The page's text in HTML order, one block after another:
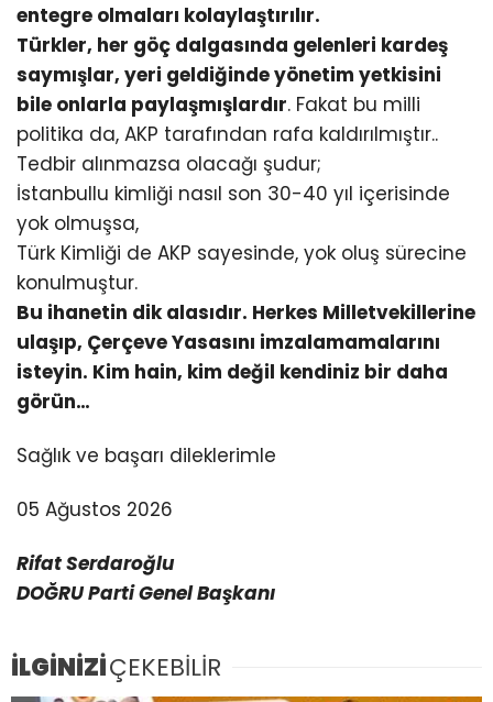
entegre olmaları kolaylaştırılır.
Türkler, her göç dalgasında gelenleri kardeş
saymışlar, yeri geldiğinde yönetim yetkisini
bile onlarla paylaşmışlardır. Fakat bu milli
politika da, AKP tarafından rafa kaldırılmıştır..
Tedbir alınmazsa olacağı şudur;
İstanbullu kimliği nasıl son 30-40 yıl içerisinde
yok olmuşsa,
Türk Kimliği de AKP sayesinde, yok oluş sürecine
konulmuştur.
Bu ihanetin dik alasıdır. Herkes Milletvekillerine
ulaşıp, Çerçeve Yasasını imzalamamalarını
isteyin. Kim hain, kim değil kendiniz bir daha
görün…
Sağlık ve başarı dileklerimle
05 Ağustos 2026
Rifat Serdaroğlu
DOĞRU Parti Genel Başkanı
İLGİNİZİÇEKEBİLİR